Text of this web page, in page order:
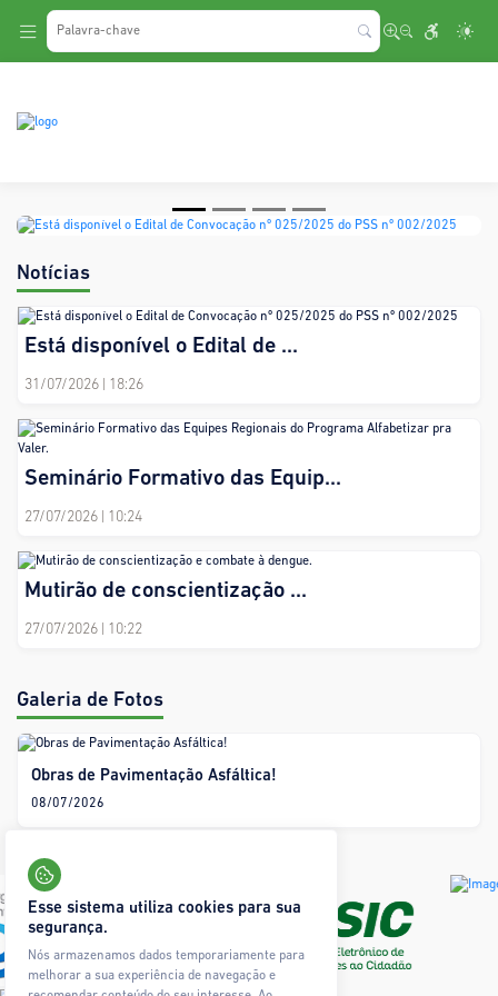
Notícias
Está disponível o Edital de ...
31/07/2026 | 18:26
Seminário Formativo das Equip...
27/07/2026 | 10:24
Mutirão de conscientização ...
27/07/2026 | 10:22
Galeria de Fotos
Obras de Pavimentação Asfáltica!
08/07/2026
Esse sistema utiliza cookies para sua
segurança.
Nós armazenamos dados temporariamente para
melhorar a sua experiência de navegação e